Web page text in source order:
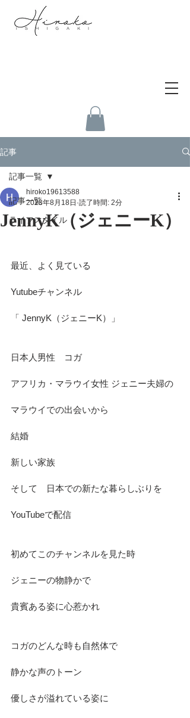
記事
記事一覧
ライフスタイル
記事一覧
JennyK（ジェニーK）
hiroko19613588
2023年8月18日 読了時間: 2分
最近、よく見ている
Yutubeチャンネル
「 JennyK（ジェニーK）」
日本人男性　コガ
アフリカ・マラウイ女性 ジェニー夫婦の
マラウイでの出会いから
結婚
新しい家族
そして　日本での新たな暮らしぶりを
YouTubeで配信
初めてこのチャンネルを見た時
ジェニーの物静かで
貴賓ある姿に心惹かれ
コガのどんな時も自然体で
静かな声のトーン
優しさが溢れている姿に